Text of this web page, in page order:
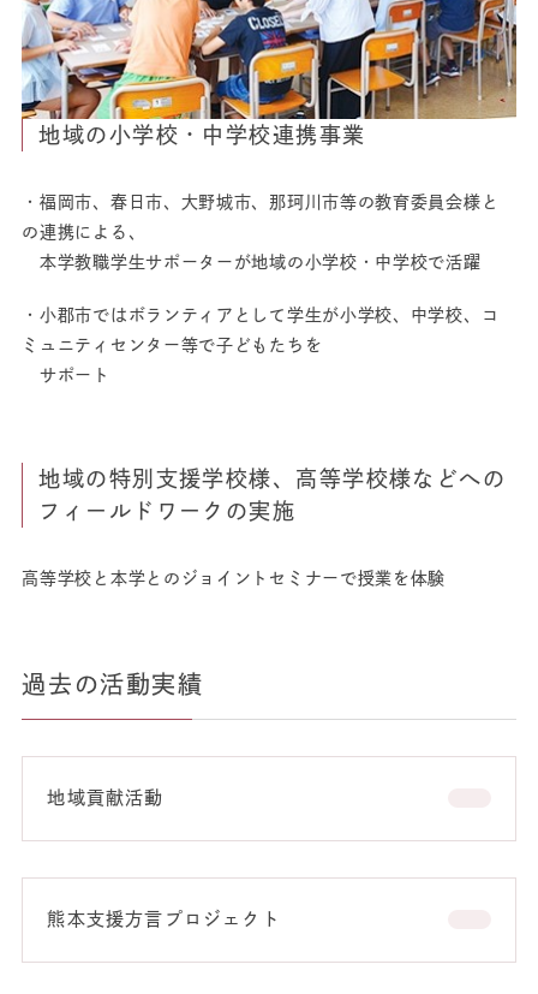
地域の小学校・中学校連携事業
・福岡市、春日市、大野城市、那珂川市等の教育委員会様と
の連携による、
本学教職学生サポーターが地域の小学校・中学校で活躍
・小郡市ではボランティアとして学生が小学校、中学校、コ
ミュニティセンター等で子どもたちを
サポート
地域の特別支援学校様、高等学校様などへの
フィールドワークの実施
高等学校と本学とのジョイントセミナーで授業を体験
過去の活動実績
地域貢献活動
熊本支援方言プロジェクト